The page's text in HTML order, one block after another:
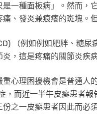
一種面板病」。然而，
、發炎兼痕癢的斑塊。
（例如例如肥胖、糖
，這是疼痛的關節炎疾
心理困擾機會是普通人
，而近一半牛皮癬患者
之一皮癬患者因此而必